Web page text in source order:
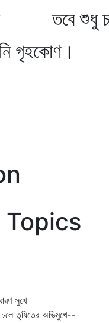
তবে শুধু
Topics
সুখে
তৃষিতের অভিমুখে--